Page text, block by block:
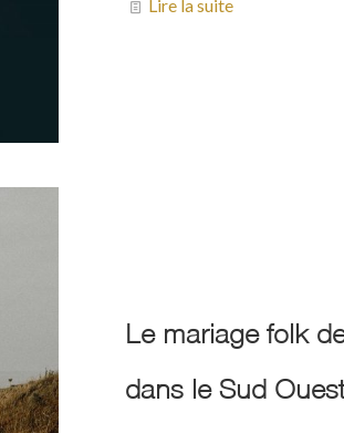
Lire la suite
Le mariage folk
dans le Sud